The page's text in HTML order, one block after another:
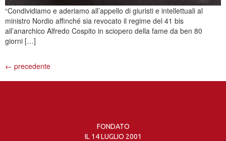
“Condividiamo e aderiamo all’appello di giuristi e intellettuali al
ministro Nordio affinché sia revocato il regime del 41 bis
all’anarchico Alfredo Cospito in sciopero della fame da ben 80
giorni […]
← precedente
FONDATO
IL 14 LUGLIO 2001